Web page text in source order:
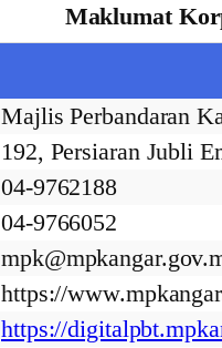
Maklumat
Majlis Perbandaran
192, Persiaran Jubli
04-9762188
04-9766052
https://
https://